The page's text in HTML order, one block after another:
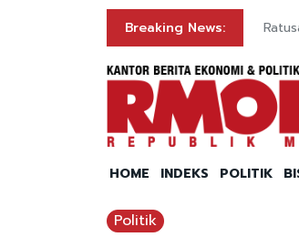
Breaking News:
HOME INDEKS POLITIK
Politik